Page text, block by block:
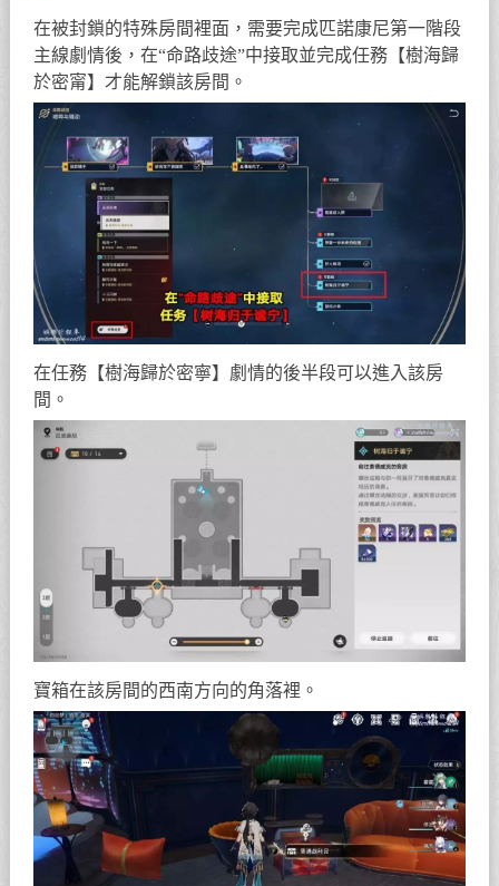
在被封鎖的特殊房間裡面，需要完成匹諾康尼第一階段
主線劇情後，在“命路歧途”中接取並完成任務【樹海歸
於密甯】才能解鎖該房間。
在任務【樹海歸於密寧】劇情的後半段可以進入該房
間。
寶箱在該房間的西南方向的角落裡。